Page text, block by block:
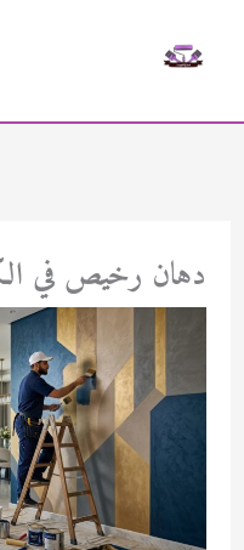
دهان رخيص في الكويت